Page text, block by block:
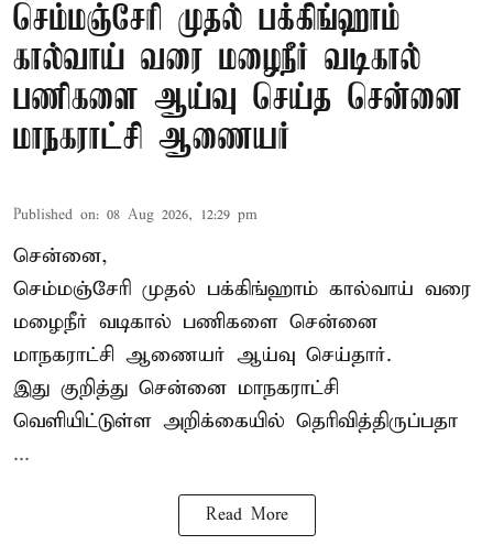
செம்மஞ்சேரி முதல் பக்கிங்ஹாம்
கால்வாய் வரை மழைநீர் வடிகால்
பணிகளை ஆய்வு செய்த சென்னை
மாநகராட்சி ஆணையர்
Published on: 08 Aug 2026, 12:29 pm
சென்னை,
செம்மஞ்சேரி முதல் பக்கிங்ஹாம் கால்வாய் வரை
மழைநீர் வடிகால் பணிகளை சென்னை
மாநகராட்சி ஆணையர் ஆய்வு செய்தார்.
இது குறித்து சென்னை மாநகராட்சி
வெளியிட்டுள்ள அறிக்கையில் தெரிவித்திருப்பதா
...
Read More